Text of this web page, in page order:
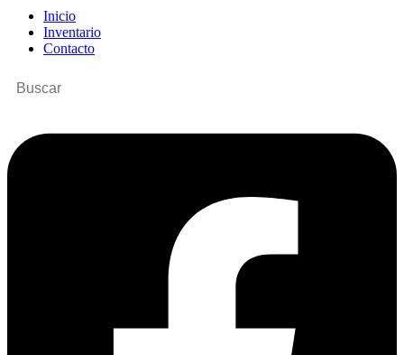
Inicio
Inventario
Contacto
Buscar
por: